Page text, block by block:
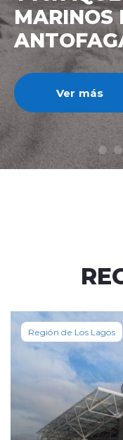
Ver más
Región de Los Lagos